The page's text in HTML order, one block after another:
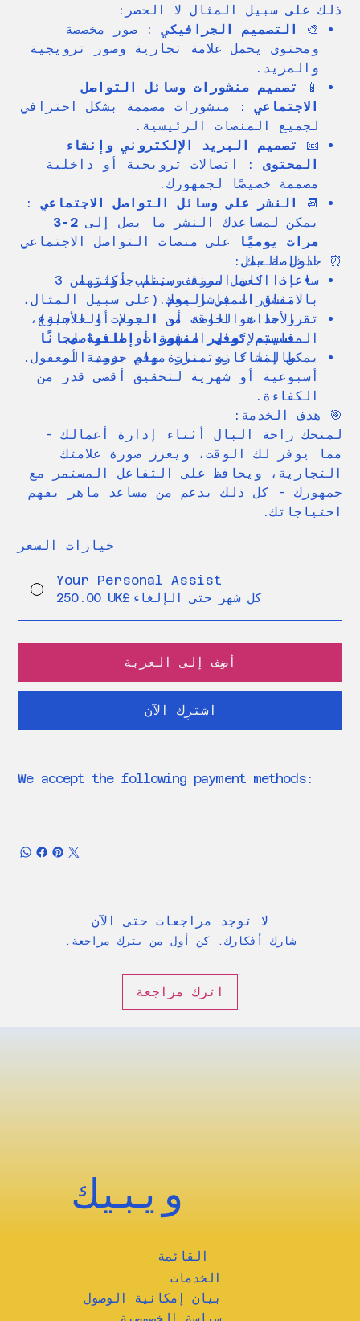
ذلك على سبيل المثال لا الحصر:
🎨
التصميم الجرافيكي: صور مخصصة
ومحتوى يحمل علامة تجارية وصور ترويجية
والمزيد.
📱
تصميم منشورات وسائل التواصل
الاجتماعي: منشورات مصممة بشكل احترافي
لجميع المنصات الرئيسية.
📧
تصميم البريد الإلكتروني وإنشاء
المحتوى : اتصالات ترويجية أو داخلية
مصممة خصيصًا لجمهورك.
📆
النشر على وسائل التواصل الاجتماعي:
يمكن لمساعدك النشر ما يصل إلى
2-3
مرات يوميًا
على منصات التواصل الاجتماعي
الخاصة بك.
إذا كان الموقف يتطلب أكثر من 3
منشورات في اليوم (على سبيل المثال،
الأحداث الخاصة أو الحملات العاجلة)،
فسيتم توفير منشورات إضافية مجانًا
طالما كانت مبررة وفي حدود المعقول.
⏰ جدول العمل:
ساعات العمل مرنة وسيتم جدولتها
بالاتفاق المباشر معك.
تقرر ما هو الوقت من اليوم أو الأسبوع
المناسب لإكمال المهمة أو التواصل.
يمكن إنشاء روتينات مهام يومية أو
أسبوعية أو شهرية لتحقيق أقصى قدر من
الكفاءة.
🎯 هدف الخدمة:
لمنحك راحة البال أثناء إدارة أعمالك -
مما يوفر لك الوقت، ويعزز صورة علامتك
التجارية، ويحافظ على التفاعل المستمر مع
جمهورك - كل ذلك بدعم من مساعد ماهر يفهم
احتياجاتك.
خيارات السعر
Your Personal Assist
‏250.00 UK£ كل شهر حتى الإلغاء
أضِف إلى العربة
اشترِك الآن
We accept the following payment methods:
لا توجد مراجعات حتى الآن
شارك أفكارك. كن أول من يترك مراجعة.
اترك مراجعة
القائمة
الخدمات
بيان إمكانية الوصول
ويبيك